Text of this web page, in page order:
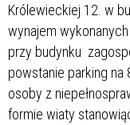
Królewieckiej 12. w
wynajem
przy budynku
powstanie parking
osoby z
formie wiaty